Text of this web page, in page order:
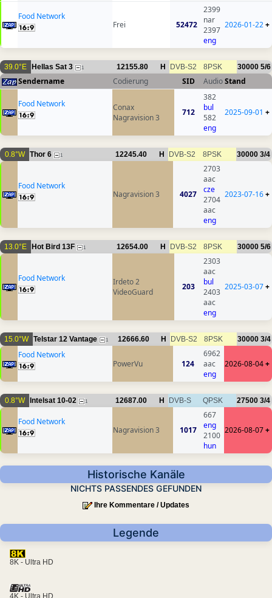
Food Network
Frei
52472
2399
nar
2397
eng
2026-01-22+
39.0°E Hellas Sat 3 1 12155.80 H DVB-S2 8PSK 30000 5/6
Sendername Codierung SID AudioStand
Food Network
Conax
Nagravision 3
712
382
bul
582
eng
2025-09-01 +
0.8°W Thor 6 1 12245.40 H DVB-S2 8PSK 30000 3/4
Food Network
Nagravision 3
4027
2703
aac
cze
2704
aac
eng
2023-07-16+
13.0°E Hot Bird 13F 1 12654.00 H DVB-S2 8PSK 30000 5/6
Food Network
Irdeto 2
VideoGuard
203
2303
aac
bul
2403
aac
eng
2025-03-07+
15.0°W Telstar 12 Vantage 1 12666.60 H DVB-S2 8PSK 30000 3/4
Food Network
PowerVu
124
6962
aac
eng
2026-08-04+
0.8°W Intelsat 10-02 1 12687.00 H DVB-S QPSK 27500 3/4
Food Network
Nagravision 3
1017
667
eng
2100
hun
2026-08-07+
Historische Kanäle
NICHTS PASSENDES GEFUNDEN
Ihre Kommentare / Updates
Legende
8K - Ultra HD